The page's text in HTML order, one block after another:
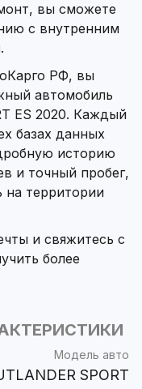
вы сможете
с внутренним
РФ, вы
автомобиль
ES 2020. Каждый
базах данных
историю
и точный пробег,
территории
и свяжитесь с
более
Модель авто
SPORT